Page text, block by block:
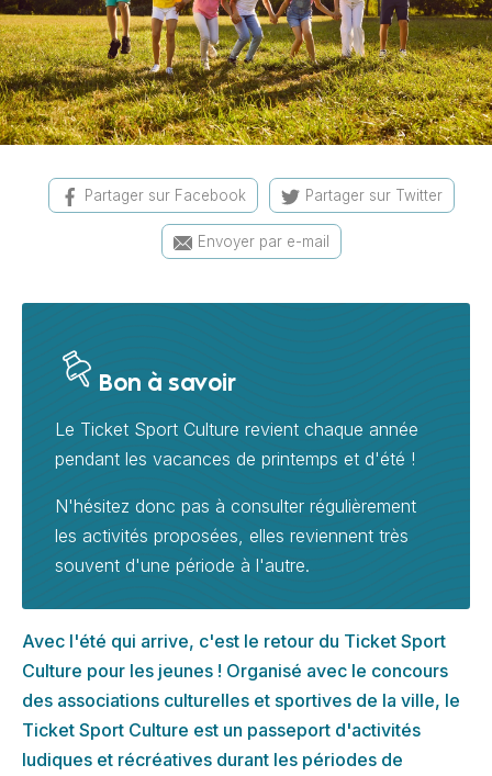
Partager sur Facebook Partager sur Twitter
Envoyer par e-mail
Bon à savoir
Le Ticket Sport Culture revient chaque année
pendant les vacances de printemps et d'été !
N'hésitez donc pas à consulter régulièrement
les activités proposées, elles reviennent très
souvent d'une période à l'autre.
Avec l'été qui arrive, c'est le retour du Ticket Sport
Culture pour les jeunes ! Organisé avec le concours
des associations culturelles et sportives de la ville, le
Ticket Sport Culture est un passeport d'activités
ludiques et récréatives durant les périodes de